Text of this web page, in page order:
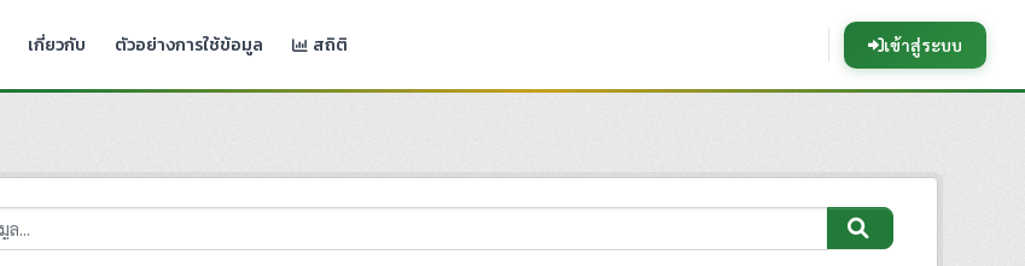
เกี่ยวกับ ตัวอย่างการใช้ข้อมูล สถิติ เข้าสู่ระบบ